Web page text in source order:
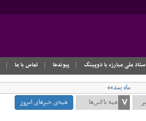
ستاد ملی مبارزه با دوپینگ پیوندها تماس با ما
ماه بعد»»
همه‌ی خبرهای امروز